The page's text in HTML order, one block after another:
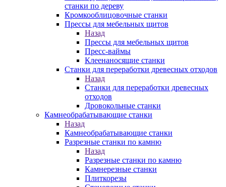
станки по дереву
Кромкооблицовочные станки
Прессы для мебельных щитов
Назад
Прессы для мебельных щитов
Пресс-ваймы
Клеенаносящие станки
Станки для переработки древесных отходов
Назад
Станки для переработки древесных
отходов
Дровокольные станки
Камнеобрабатывающие станки
Назад
Камнеобрабатывающие станки
Разрезные станки по камню
Назад
Разрезные станки по камню
Камнерезные станки
Плиткорезы